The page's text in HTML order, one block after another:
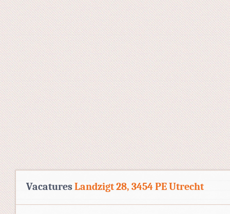
VacaturesLandzigt 28, 3454 PE Utrecht